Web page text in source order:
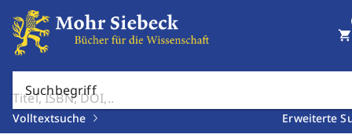
Suchbegriff
Volltextsuche Erweiterte
shopping_cart